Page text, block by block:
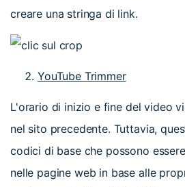
creare una stringa di link.
YouTube Trimmer
L'orario di inizio e fine del video
nel sito precedente. Tuttavia,
codici di base che possono
nelle pagine web in base alle